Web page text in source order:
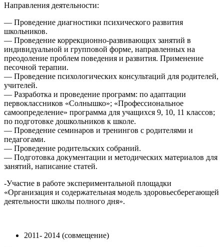
Направления деятельности:
— Проведение диагностики психического развития
школьников.
— Проведение коррекционно-развивающих занятий в
индивидуальной и групповой форме, направленных на
преодоление проблем поведения и развития. Применение
песочной терапии.
— Проведение психологических консультаций для родителей,
учителей.
— Разработка и проведение программ: по адаптации
первоклассников «Солнышко»; «Профессиональное
самоопределение» программа для учащихся 9, 10, 11 классов;
по подготовке дошкольников к школе.
— Проведение семинаров и тренингов с родителями и
педагогами.
— Проведение родительских собраний.
— Подготовка документации и методических материалов для
занятий, написание статей.
-Участие в работе экспериментальной площадки
«Организация и содержательная модель здоровьесберегающей
деятельности школы полного дня».
2011- 2014 (совмещение)